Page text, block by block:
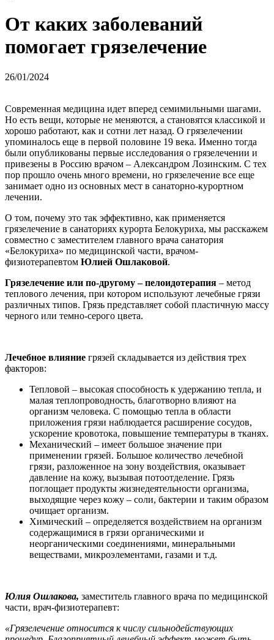
От каких заболеваний
помогает грязелечение
26/01/2024
Современная медицина идет вперед семимильными шагами.
Но есть вещи, которые не меняются, а становятся классикой и
хорошо работают, как и сотни лет назад. О грязелечении
упоминалось еще в первой половине 19 века. Именно тогда
были опубликованы первые исследования о грязелечении и
привезены в Россию врачом – Александром Лозинским. С тех
пор прошло очень много времени, но грязелечение все еще
занимает одно из основных мест в санаторно-курортном
лечении.
О том, почему это так эффективно, как применяется
грязелечение в санаториях курорта Белокуриха, мы расскажем
совместно с заместителем главного врача санатория
«Белокуриха» по медицинской части, врачом-
физиотерапевтом Юлией Ошлаковой.
Грязелечение или по-другому – пелоидотерапия – метод
теплового лечения, при котором используют лечебные грязи
различных типов. Грязь представляет собой пластичную массу
черного или темно-серого цвета.
Лечебное влияние грязей складывается из действия трех
факторов:
Тепловой – высокая способность к удержанию тепла, и
малая теплопроводность, благотворно влияют на
организм человека. С помощью тепла в области
приложения грязи наблюдается расширение сосудов,
ускорение кровотока, повышение температуры в тканях.
Механический – имеет большое значение при
применении грязей. Большое количество лечебной
грязи, разложенное на зону воздействия, оказывает
давление на кожу, вызывая потоотделение. Грязь
поглощает продукты жизнедеятельности организма,
выходящие через кожу – соли, бактерии и таким образом
очищает организм.
Химический – определяется воздействием на организм
содержащимися в грязи органическими и
неорганическими соединениями, минеральными
веществами, микроэлементами, газами и т.д.
Юлия Ошлакова, заместитель главного врача по медицинской
части, врач-физиотерапевт:
«Грязелечение относится к числу сильнодействующих